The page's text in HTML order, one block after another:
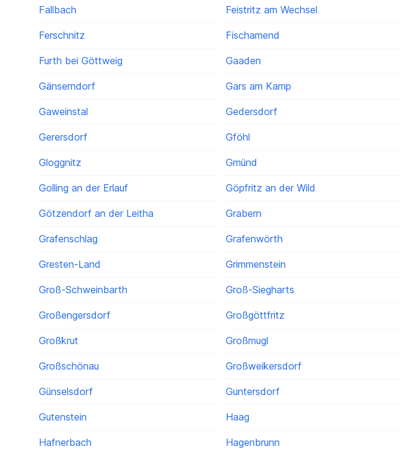
Fallbach Feistritz am Wechsel
Ferschnitz Fischamend
Furth bei Göttweig Gaaden
Gänserndorf Gars am Kamp
Gaweinstal Gedersdorf
Gerersdorf Gföhl
Gloggnitz Gmünd
Golling an der Erlauf Göpfritz an der Wild
Götzendorf an der Leitha Grabern
Grafenschlag Grafenwörth
Gresten-Land Grimmenstein
Groß-Schweinbarth Groß-Siegharts
Großengersdorf Großgöttfritz
Großkrut Großmugl
Großschönau Großweikersdorf
Günselsdorf Guntersdorf
Gutenstein Haag
Hafnerbach Hagenbrunn